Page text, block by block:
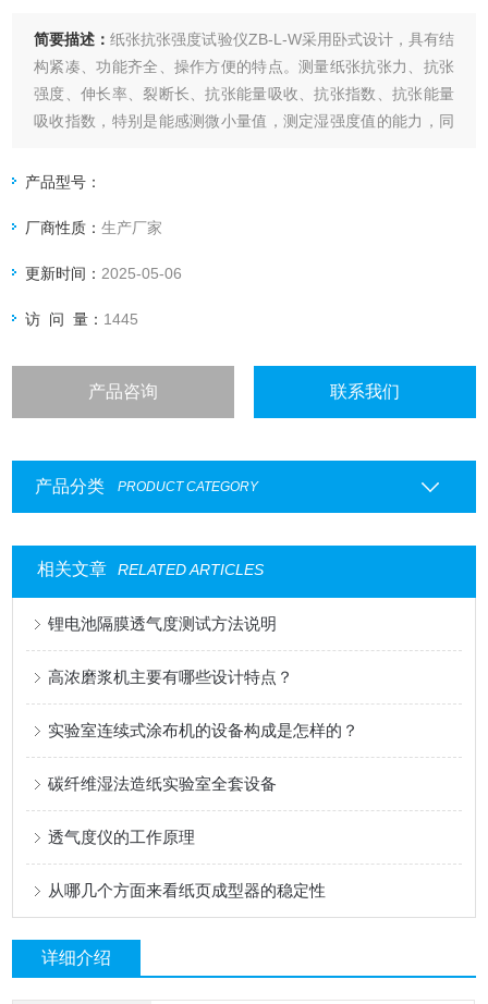
简要描述：纸张抗张强度试验仪ZB-L-W采用卧式设计，具有结
构紧凑、功能齐全、操作方便的特点。测量纸张抗张力、抗张
强度、伸长率、裂断长、抗张能量吸收、抗张指数、抗张能量
吸收指数，特别是能感测微小量值，测定湿强度值的能力，同
产品型号：
厂商性质：生产厂家
更新时间： 2025-05-06
访 问 量： 1445
产品咨询 联系我们
产品分类 PRODUCT CATEGORY
相关文章 RELATED ARTICLES
锂电池隔膜透气度测试方法说明
高浓磨浆机主要有哪些设计特点？
实验室连续式涂布机的设备构成是怎样的？
碳纤维湿法造纸实验室全套设备
透气度仪的工作原理
从哪几个方面来看纸页成型器的稳定性
详细介绍